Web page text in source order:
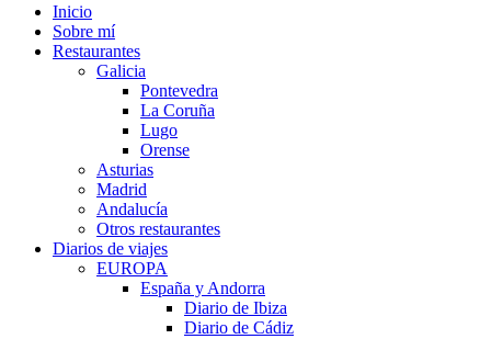
Inicio
Sobre mí
Restaurantes
Galicia
Pontevedra
La Coruña
Lugo
Orense
Asturias
Madrid
Andalucía
Otros restaurantes
Diarios de viajes
EUROPA
España y Andorra
Diario de Ibiza
Diario de Cádiz